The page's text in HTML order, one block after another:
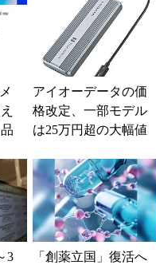
アイオーデータの価
格改定、一部モデル
は25万円超の大幅値
3
「創薬立国」復活へ